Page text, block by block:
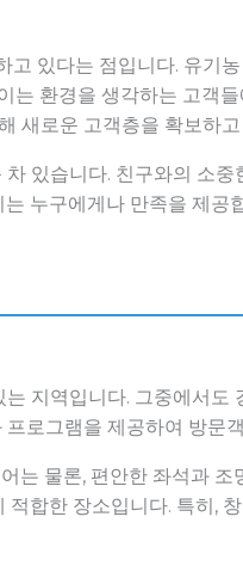
있다는 점입니다. 유기
환경을 생각하는 고객
새로운 고객층을 확보하
있습니다. 친구와의 소
누구에게나 만족을 제공
지역입니다. 그중에서도
로그램을 제공하여 방문
는 물론, 편안한 좌석과
합한 장소입니다. 특히,